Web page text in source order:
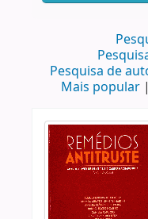
Pesquisa de
Mais popular